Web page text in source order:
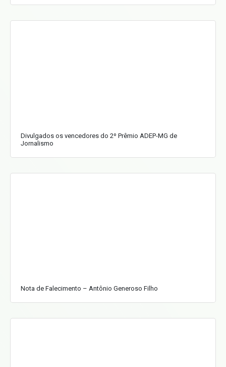
Divulgados os vencedores do 2º Prêmio ADEP-MG de
Jornalismo
Nota de Falecimento – Antônio Generoso Filho